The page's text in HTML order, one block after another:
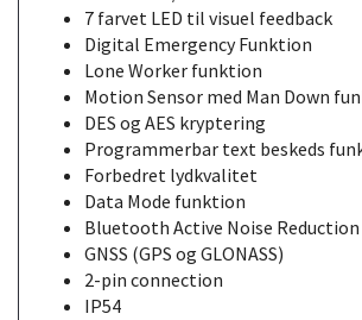
7 farvet LED til visuel feedback
Digital Emergency Funktion
Lone Worker funktion
Motion Sensor med Man Down
DES og AES kryptering
Programmerbar text beskeds
Forbedret lydkvalitet
Data Mode funktion
Bluetooth Active Noise Reduction
GNSS (GPS og GLONASS)
2-pin connection
IP54